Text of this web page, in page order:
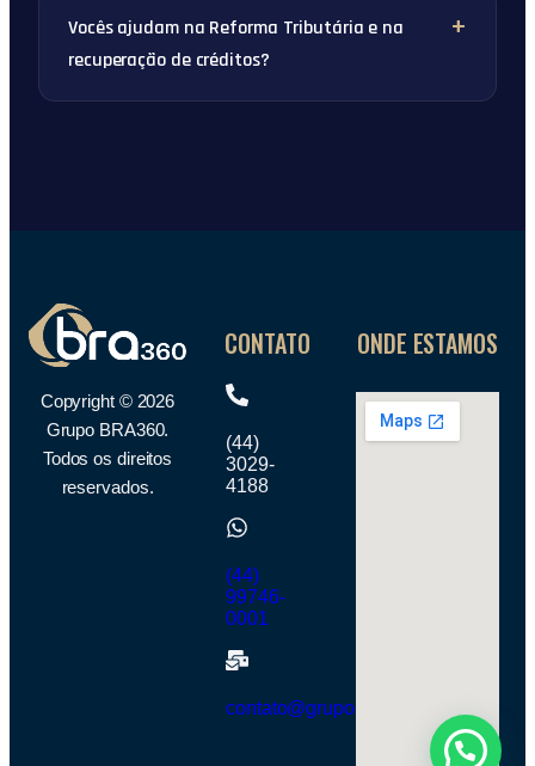
Vocês ajudam na Reforma Tributária e na
recuperação de créditos?
Copyright © 2026
Grupo BRA360.
Todos os direitos
reservados.
CONTATO
(44)
3029-
4188
(44)
99746-
0001
contato@grupobra360.com
ONDE ESTAMOS